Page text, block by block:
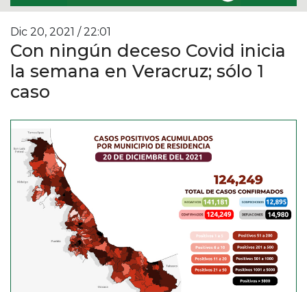
Dic 20, 2021 / 22:01
Con ningún deceso Covid inicia
la semana en Veracruz; sólo 1
caso